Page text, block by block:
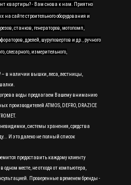
квартиры? - Вам снова к нам. Приятно
сайте строительного оборудования и
станков, генераторов, мотопомп,
дрелей, шуруповертов и др., ручного
слесарного, измерительного,
– в наличии вышки, леса, лестницы,
воды предлагаем Вашему вниманию
производителей ATMOS, DEFRO, DRAZICE
системы хранения, средства
И это далеко не полный список
предоставить каждому клиенту
одном месте, не отходя от компьютера,
Проверенные временем бренды -